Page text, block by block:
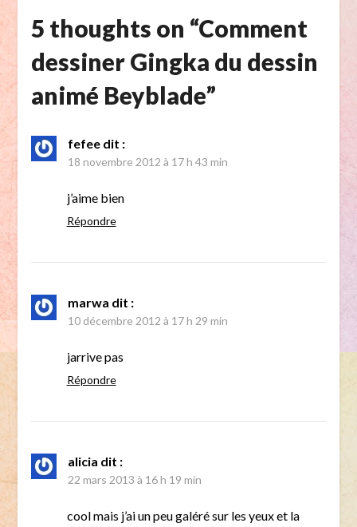
5 thoughts on “Comment
dessiner Gingka du dessin
animé Beyblade”
fefee dit :
18 novembre 2012 à 17 h 43 min
j’aime bien
Répondre
marwa dit :
10 décembre 2012 à 17 h 29 min
jarrive pas
Répondre
alicia dit :
22 mars 2013 à 16 h 19 min
cool mais j’ai un peu galéré sur les yeux et la